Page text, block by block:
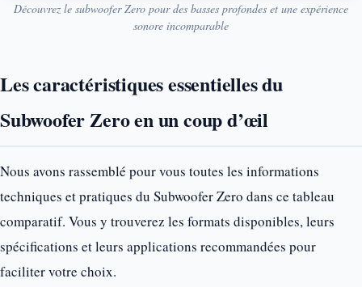
Découvrez le subwoofer Zero pour des basses profondes et une expérience
sonore incomparable
Les caractéristiques essentielles du
Subwoofer Zero en un coup d’œil
Nous avons rassemblé pour vous toutes les informations
techniques et pratiques du Subwoofer Zero dans ce tableau
comparatif. Vous y trouverez les formats disponibles, leurs
spécifications et leurs applications recommandées pour
faciliter votre choix.